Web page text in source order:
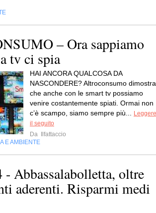
– Ora sappiamo
tv ci spia
HAI ANCORA QUALCOSA DA
NASCONDERE? Altroconsumo dimostra
che anche con le smart tv possiamo
venire costantemente spiati. Ormai non
c’è scampo, siamo sempre più...
Leggere
il seguito
Da
Ilfattaccio
E AMBIENTE
- Abbassalabolletta, oltre
aderenti. Risparmi medi